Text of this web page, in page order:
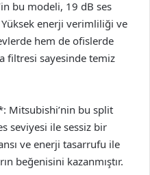
bu modeli, 19 dB ses
enerji verimliliği ve
hem de ofislerde
filtresi sayesinde temiz
Mitsubishi’nin bu split
seviyesi ile sessiz bir
ve enerji tasarrufu ile
beğenisini kazanmıştır.